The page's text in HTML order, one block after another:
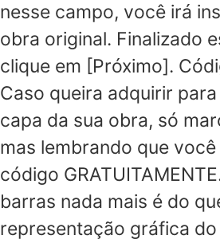
nesse campo, você irá
obra original. Finalizado
clique em [Próximo].
Caso queira adquirir
capa da sua obra, só
mas lembrando que
código
barras nada mais é do
representação gráfica